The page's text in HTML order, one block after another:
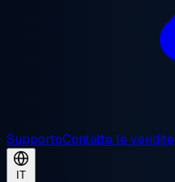
SupportoContatta le vendite
IT